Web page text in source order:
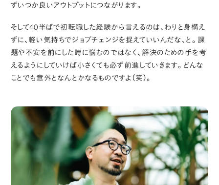
ずいつか良いアウトプットにつながります。
そして40半ばで初転職した経験から言えるのは、わりと身構え
ずに、軽い気持ちでジョブチェンジを捉えていいんだな、と。課
題や不安を前にした時に悩むのではなく、解決のための手を考
えるようにしていけば小さくても必ず前進していきます。どんな
ことでも意外となんとかなるものですよ（笑）。